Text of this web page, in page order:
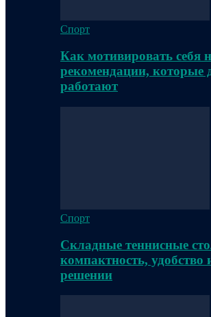
Спорт
Как мотивировать себя
рекомендации, которые
работают
Спорт
Складные теннисные
компактность, удобство
решении